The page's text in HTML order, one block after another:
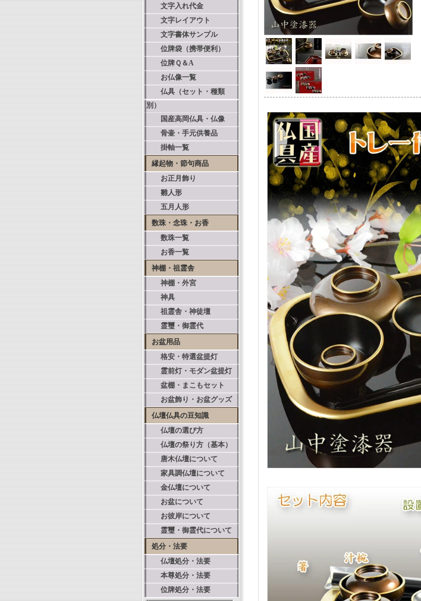
文字入れ代金
文字レイアウト
文字書体サンプル
位牌袋（携帯便利）
位牌Ｑ＆A
お仏像一覧
仏具（セット・種類
別）
国産高岡仏具・仏像
骨壷・手元供養品
掛軸一覧
縁起物・節句商品
お正月飾り
雛人形
五月人形
数珠・念珠・お香
数珠一覧
お香一覧
神棚・祖霊舎
神棚・外宮
神具
祖霊舎・神徒壇
霊璽・御霊代
お盆用品
格安・特選盆提灯
霊前灯・モダン盆提灯
盆棚・まこもセット
お盆飾り・お盆グッズ
仏壇仏具の豆知識
仏壇の選び方
仏壇の祭り方（基本）
唐木仏壇について
家具調仏壇について
金仏壇について
お盆について
お彼岸について
霊璽・御霊代について
処分・法要
仏壇処分・法要
本尊処分・法要
位牌処分・法要